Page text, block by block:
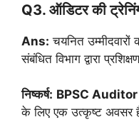
Q3. ऑडिटर की
Ans: चयनित उम्मीदवारों
संबंधित विभाग द्वारा
निष्कर्ष: BPSC
के लिए एक उत्कृष्ट अवसर है